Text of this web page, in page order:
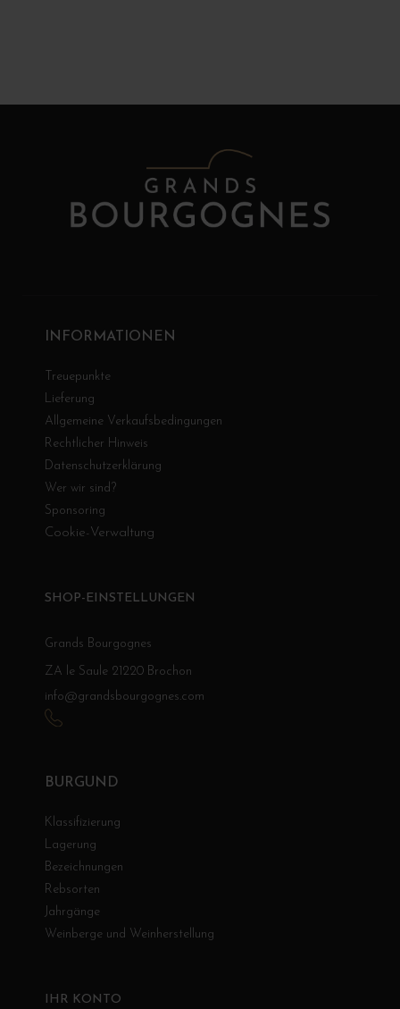
INFORMATIONEN
Treuepunkte
Lieferung
Allgemeine Verkaufsbedingungen
Rechtlicher Hinweis
Datenschutzerklärung
Wer wir sind?
Sponsoring
Cookie-Verwaltung
BURGUND
Klassifizierung
Lagerung
Bezeichnungen
Rebsorten
Jahrgänge
Weinberge und Weinherstellung
IHR KONTO
SHOP-EINSTELLUNGEN
Grands Bourgognes
ZA le Saule 21220 Brochon
info@grandsbourgognes.com